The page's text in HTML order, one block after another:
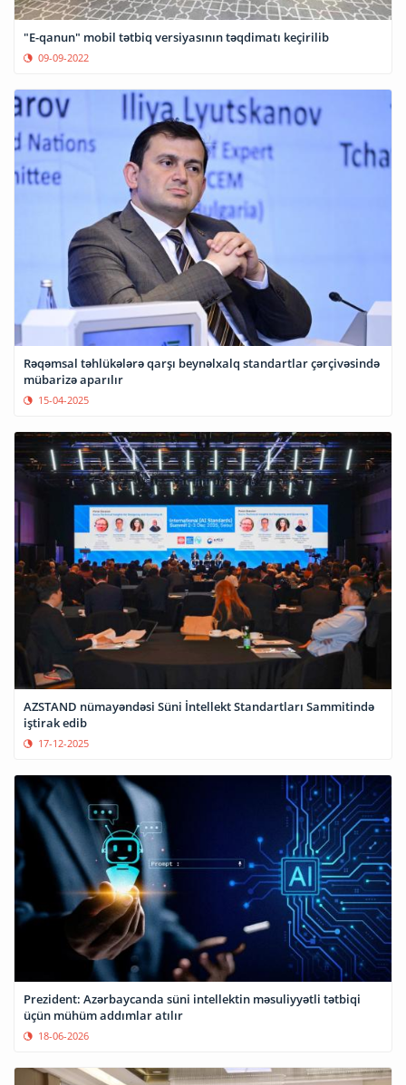
"E-qanun" mobil tətbiq versiyasının təqdimatı keçirilib
09-09-2022
Rəqəmsal təhlükələrə qarşı beynəlxalq standartlar çərçivəsində
mübarizə aparılır
15-04-2025
AZSTAND nümayəndəsi Süni İntellekt Standartları Sammitində
iştirak edib
17-12-2025
Prezident: Azərbaycanda süni intellektin məsuliyyətli tətbiqi
üçün mühüm addımlar atılır
18-06-2026